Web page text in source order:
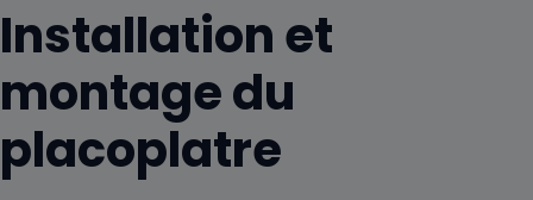
Installation et
montage du
placoplatre